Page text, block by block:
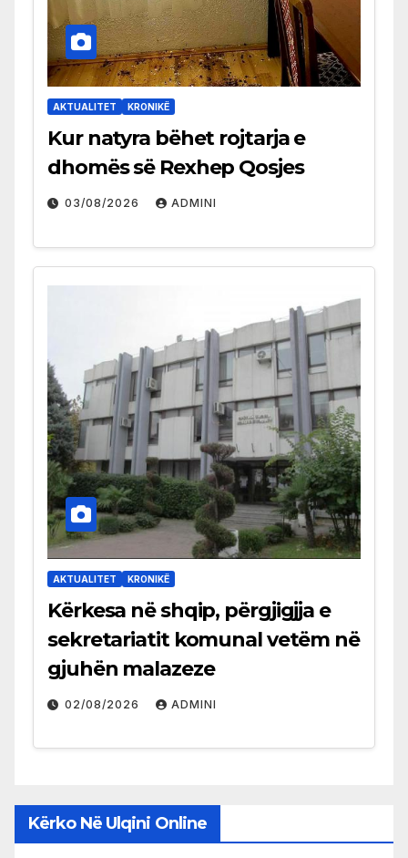
AKTUALITET KRONIKË
Kur natyra bëhet rojtarja e
dhomës së Rexhep Qosjes
03/08/2026 ADMINI
AKTUALITET KRONIKË
Kërkesa në shqip, përgjigjja e
sekretariatit komunal vetëm në
gjuhën malazeze
02/08/2026 ADMINI
Kërko Në Ulqini Online